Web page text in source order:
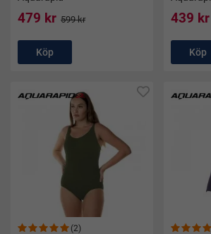
479 kr 599 kr
Köp
439 kr
Köp
(2)